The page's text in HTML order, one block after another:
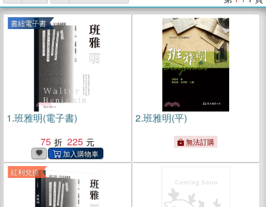
書紐電子書
1.班雅明(電子書)
75
225
2.班雅明(平)
無法訂購
紅利兌換